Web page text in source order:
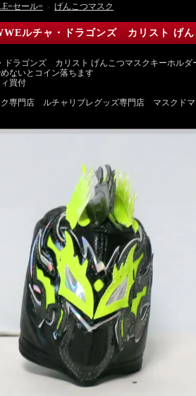
セール= ＞ げんこつマスク
ルチャ・ドラゴンズ カリスト げ
ドラゴンズ カリスト げんこつマスクキーホルダ
ないとコイン落ちます
買付
ク専門店 ルチャリブレグッズ専門店 マスクドマ